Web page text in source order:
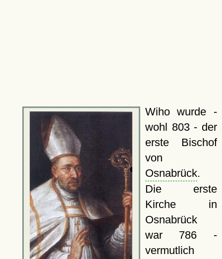
Wiho wurde -
wohl 803 - der
erste Bischof
von
Osnabrück.
Die erste
Kirche in
Osnabrück
war 786 -
vermutlich